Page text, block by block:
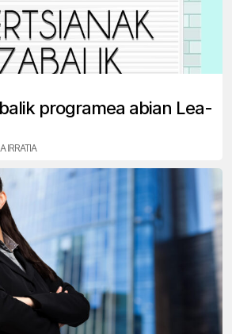
programea abian Lea-
IRRATIA